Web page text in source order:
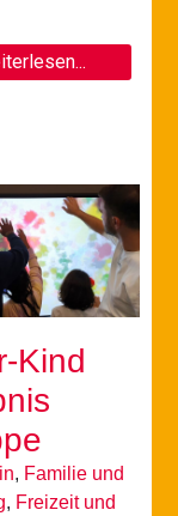
Kind
, Familie und
, Freizeit und